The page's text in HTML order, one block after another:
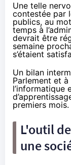
Une telle
contestée par
publics, au
temps à
devrait être
semaine
s’étaient
Un bilan
Parlement et
l’informatique
premiers mois.
L'outil
une